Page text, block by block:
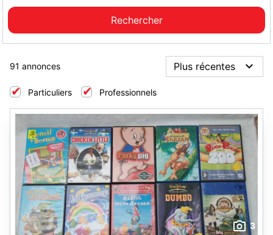
91 annonces
Particuliers Professionnels
3